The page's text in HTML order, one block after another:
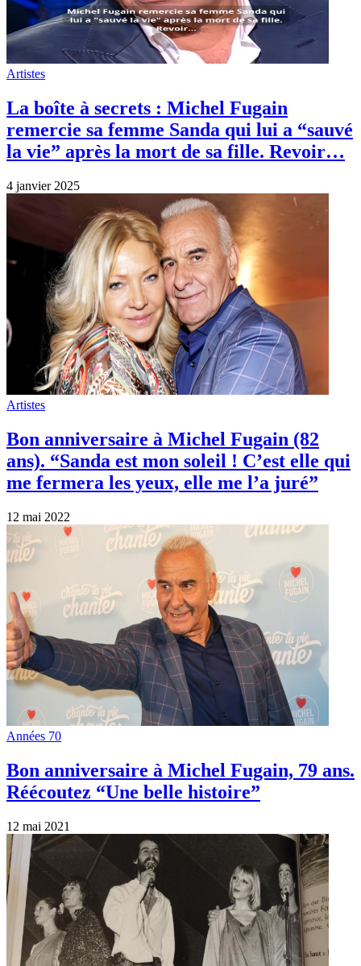
Artistes
La boîte à secrets : Michel Fugain
remercie sa femme Sanda qui lui a “sauvé
la vie” après la mort de sa fille. Revoir…
4 janvier 2025
Artistes
Bon anniversaire à Michel Fugain (82
ans). “Sanda est mon soleil ! C’est elle qui
me fermera les yeux, elle me l’a juré”
12 mai 2022
Années 70
Bon anniversaire à Michel Fugain, 79 ans.
Réécoutez “Une belle histoire”
12 mai 2021